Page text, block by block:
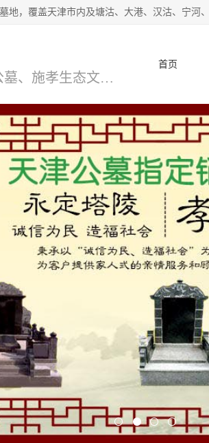
天津公墓、天津墓地、万寿园公墓、施孝生态文化陵园
首页